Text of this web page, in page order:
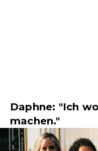
Daphne: "Ich
machen."